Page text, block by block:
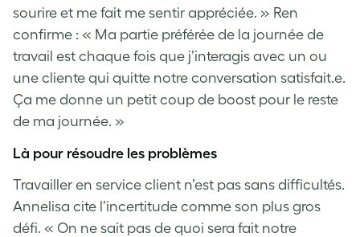
sourire et me fait me sentir appréciée. » Ren
confirme : « Ma partie préférée de la journée de
travail est chaque fois que j’interagis avec un ou
une cliente qui quitte notre conversation satisfait.e.
Ça me donne un petit coup de boost pour le reste
de ma journée. »
Là pour résoudre les problèmes
Travailler en service client n’est pas sans difficultés.
Annelisa cite l’incertitude comme son plus gros
défi. « On ne sait pas de quoi sera fait notre